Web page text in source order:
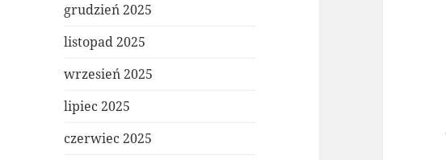
grudzień 2025
listopad 2025
wrzesień 2025
lipiec 2025
czerwiec 2025